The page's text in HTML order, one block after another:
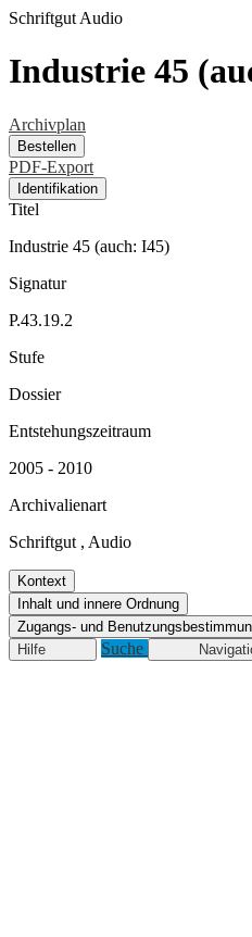
Schriftgut Audio
Industrie 45
Archivplan
Bestellen
PDF-Export
Identifikation
Titel
Industrie 45 (auch: I45)
Signatur
P.43.19.2
Stufe
Dossier
Entstehungszeitraum
2005 - 2010
Archivalienart
Schriftgut , Audio
Kontext
Inhalt und innere Ordnung
Zugangs- und
Hilfe
Suche